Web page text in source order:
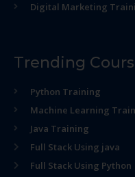
Digital Marketing
Trending
Python Training
Machine Learning
Java Training
Full Stack Using java
Full Stack Using Python